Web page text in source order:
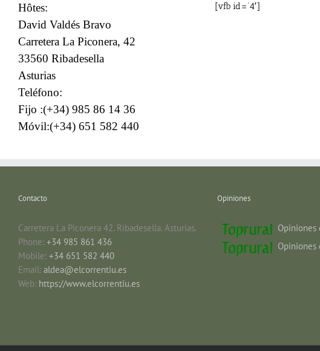
Hôtes:
David Valdés Bravo
Carretera La Piconera, 42
33560 Ribadesella
Asturias
Teléfono:
Fijo :(+34) 985 86 14 36
Móvil:(+34) 651 582 440
[vfb id=’4′]
Contacto
Carretera La Piconera 42. Ribadesella. Asturias.
Phone: +34 985 861 436
Mobile: +34 651 582 440
Email: aldea@elcorrentiu.es
Web: https://www.elcorrentiu.es
Opiniones
Opiniones
Opiniones